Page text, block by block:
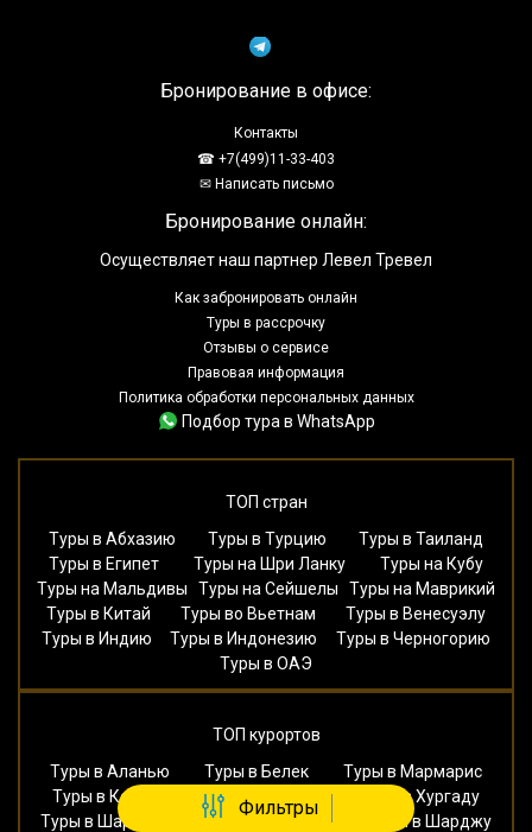
Фильтры
Бронирование в офисе:
Контакты
☎ +7(499)11-33-403
✉ Написать письмо
Бронирование онлайн:
Осуществляет наш партнер Левел Тревел
Как забронировать онлайн
Туры в рассрочку
Отзывы о сервисе
Правовая информация
Политика обработки персональных данных
Подбор тура в WhatsApp
ТОП стран
Туры в Абхазию
Туры в Турцию
Туры в Таиланд
Туры в Египет
Туры на Шри Ланку
Туры на Кубу
Туры на Мальдивы
Туры на Сейшелы
Туры на Маврикий
Туры в Китай
Туры во Вьетнам
Туры в Венесуэлу
Туры в Индию
Туры в Индонезию
Туры в Черногорию
Туры в ОАЭ
ТОП курортов
Туры в Аланью
Туры в Белек
Туры в Мармарис
Туры в Кемер
Туры в Бодрум
Туры в Хургаду
Туры в Шарм Эль Шейх
Туры в Дубай Туры в Шарджу